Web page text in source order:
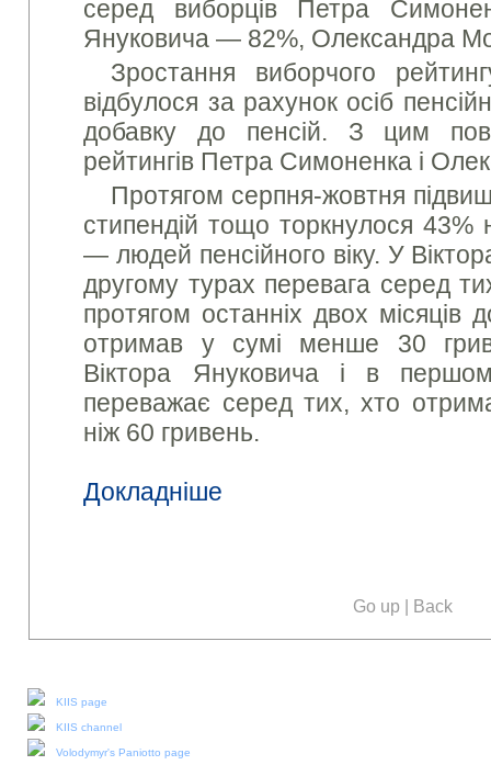
серед виборців Петра
Януковича — 82%, Олександра
Зростання виборчого
відбулося за рахунок осіб
добавку до пенсій. З цим
рейтингів Петра Симоненка і
Протягом серпня-жовтня
стипендій тощо торкнулося 43%
— людей пенсійного віку. У
другому турах перевага серед
протягом останніх двох місяців
отримав у сумі менше 30
Віктора Януковича і в
переважає серед тих, хто
ніж 60 гривень.
Докладніше
Go up | Back
KIIS page
KIIS channel
Volodymyr's Paniotto page